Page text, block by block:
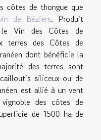
côtes de thongue que
de Béziers. Produit
le Vin des Côtes de
terres des Côtes de
dont bénéficie la
des terres sont
siliceux ou de
est allié à un vent
des côtes de
de 1500 ha de